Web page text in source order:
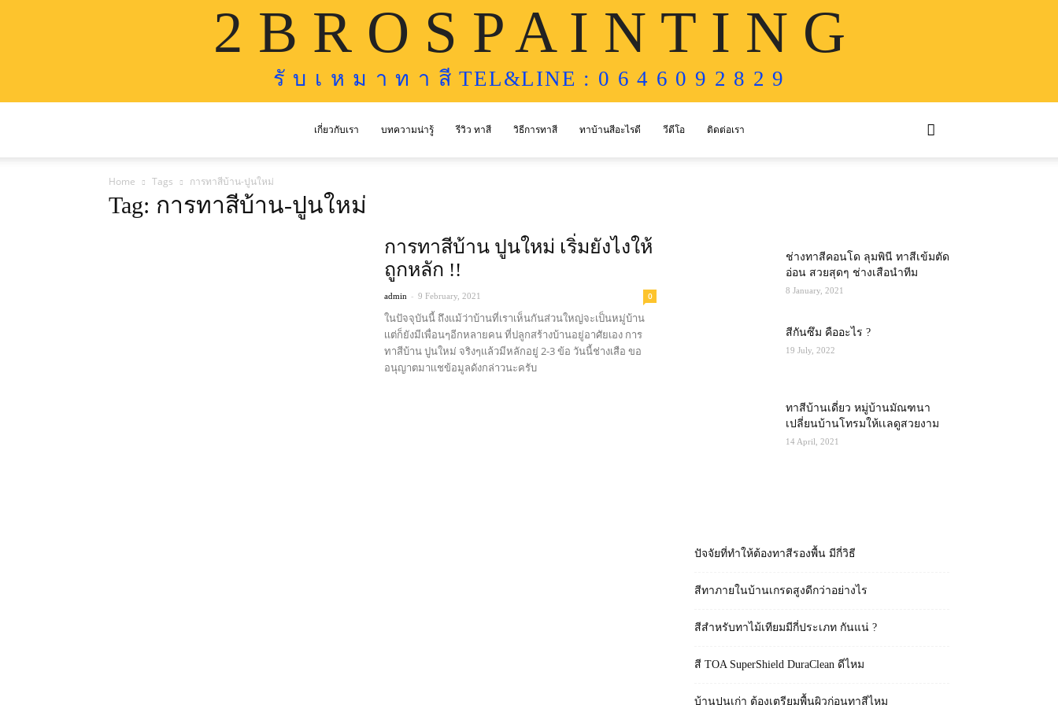
2 B R O S P A I N T I N G
รั บ เ ห ม า ท า สี TEL&LINE : 0 6 4 6 0 9 2 8 2 9
เกี่ยวกับเรา บทความน่ารู้ รีวิว ทาสี วิธีการทาสี ทาบ้านสีอะไรดี วีดีโอ ติดต่อเรา
Home Tags การทาสีบ้าน-ปูนใหม่
Tag: การทาสีบ้าน-ปูนใหม่
การทาสีบ้าน ปูนใหม่ เริ่มยังไงให้
ถูกหลัก !!
admin - 9 February, 2021 0
ในปัจจุบันนี้ ถึงเเม้ว่าบ้านที่เราเห็นกันส่วนใหญ่จะเป็นหมู่บ้าน
เเต่ก็ยังมีเพื่อนๆอีกหลายคน ที่ปลูกสร้างบ้านอยู่อาศัยเอง การ
ทาสีบ้าน ปูนใหม่ จริงๆเเล้วมีหลักอยู่ 2-3 ข้อ วันนี้ช่างเสือ ขอ
อนุญาตมาเเชข้อมูลดังกล่าวนะครับ
ช่างทาสีคอนโด ลุมพินี ทาสีเข้มตัด
อ่อน สวยสุดๆ ช่างเสือนำทีม
8 January, 2021
สีกันซึม คืออะไร ?
19 July, 2022
ทาสีบ้านเดี่ยว หมู่บ้านมัณฑนา
เปลี่ยนบ้านโทรมให้เเลดูสวยงาม
14 April, 2021
ปัจจัยที่ทำให้ต้องทาสีรองพื้น มีกี่วิธี
สีทาภายในบ้านเกรดสูงดีกว่าอย่างไร
สีสำหรับทาไม้เทียมมีกี่ประเภท กันแน่ ?
สี TOA SuperShield DuraClean ดีไหม
บ้านปูนเก่า ต้องเตรียมพื้นผิวก่อนทาสีไหม